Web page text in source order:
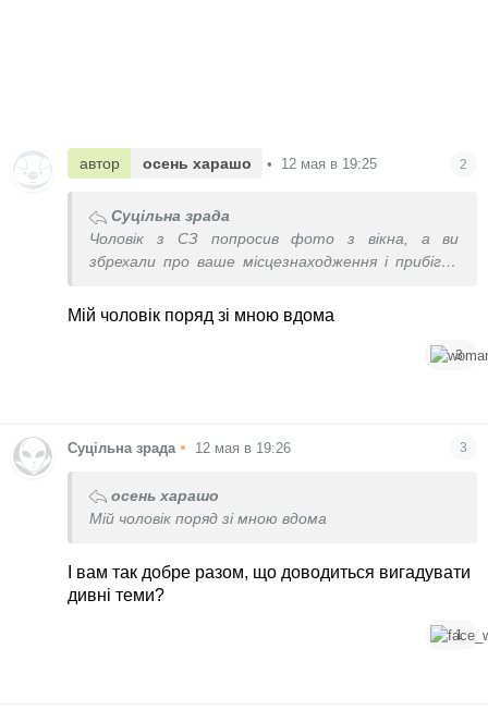
автор осень харашо • 12 мая в 19:25 2
Суцільна зрада
Чоловік з СЗ попросив фото з вікна, а ви
збрехали про ваше місцезнаходження і прибігли
Мій чоловік поряд зі мною вдома
3
Суцільна зрада • 12 мая в 19:26 3
осень харашо
Мій чоловік поряд зі мною вдома
І вам так добре разом, що доводиться вигадувати
дивні теми?
1